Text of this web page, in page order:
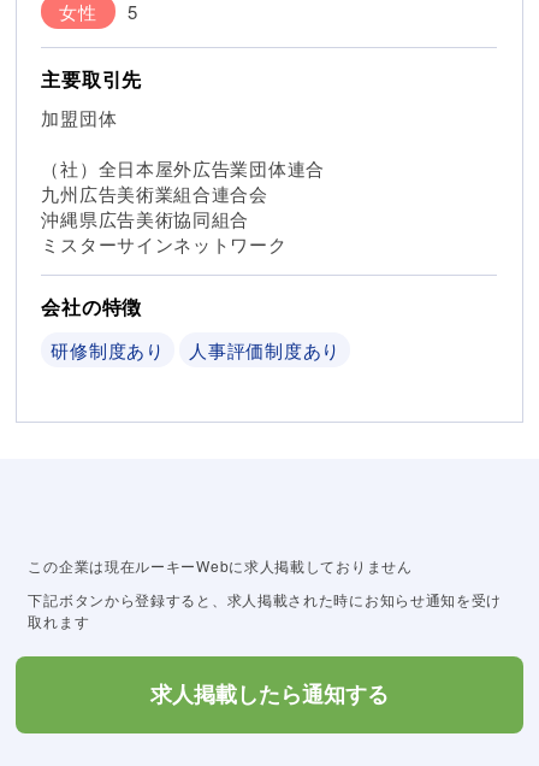
女性
5
主要取引先
加盟団体
（社）全日本屋外広告業団体連合
九州広告美術業組合連合会
沖縄県広告美術協同組合
ミスターサインネットワーク
会社の特徴
研修制度あり 人事評価制度あり
この企業は現在ルーキーWebに求人掲載しておりません
下記ボタンから登録すると、求人掲載された時にお知らせ通知を受け
取れます
求人掲載したら通知する